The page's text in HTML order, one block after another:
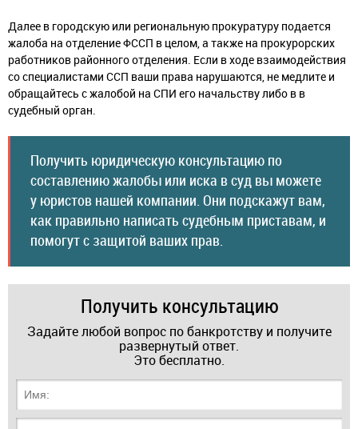
Далее в городскую или региональную прокуратуру подается
жалоба на отделение ФССП в целом, а также на прокурорских
работников районного отделения. Если в ходе взаимодействия
со специалистами ССП ваши права нарушаются, не медлите и
обращайтесь с жалобой на СПИ его начальству либо в в
судебный орган.
Получить юридическую консультацию по
составлению жалобы или иска в суд вы можете
у юристов нашей компании. Они подскажут вам,
как правильно написать судебным приставам, и
помогут с защитой ваших прав.
Получить консультацию
Задайте любой вопрос по банкротству и получите
развернутый ответ.
Это бесплатно.